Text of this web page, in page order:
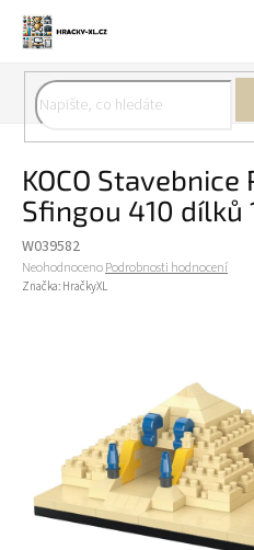
obsah
KOCO
Sfingou 410 dílků
W039582
Průměrné
hodnocení
NeohodnocenoPodrobnosti hodnocení
Značka: HračkyXL